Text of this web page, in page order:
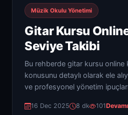
Müzik Okulu Yönetimi
Gitar Kursu
Seviye Takibi
Bu rehberde gitar kursu online
konusunu detaylı olarak ele
ve profesyonel yönetim
16 Dec 2025 8 dk 101